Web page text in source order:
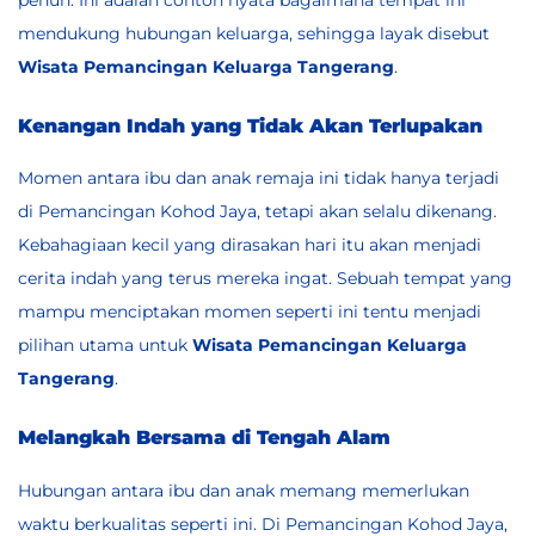
mendukung hubungan keluarga, sehingga layak disebut
Wisata Pemancingan Keluarga Tangerang.
Kenangan Indah yang Tidak Akan Terlupakan
Momen antara ibu dan anak remaja ini tidak hanya terjadi
di Pemancingan Kohod Jaya, tetapi akan selalu dikenang.
Kebahagiaan kecil yang dirasakan hari itu akan menjadi
cerita indah yang terus mereka ingat. Sebuah tempat yang
mampu menciptakan momen seperti ini tentu menjadi
pilihan utama untuk Wisata Pemancingan Keluarga
Tangerang.
Melangkah Bersama di Tengah Alam
Hubungan antara ibu dan anak memang memerlukan
waktu berkualitas seperti ini. Di Pemancingan Kohod Jaya,